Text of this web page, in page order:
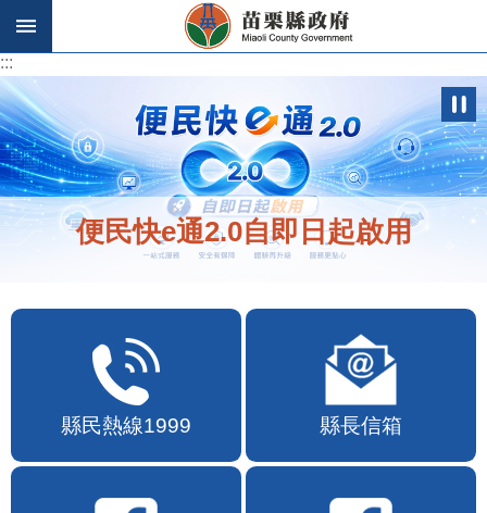
跳到主要內容區塊
:::
:::
便民快e通2.0自即日起啟用
縣民熱線1999 縣長信箱